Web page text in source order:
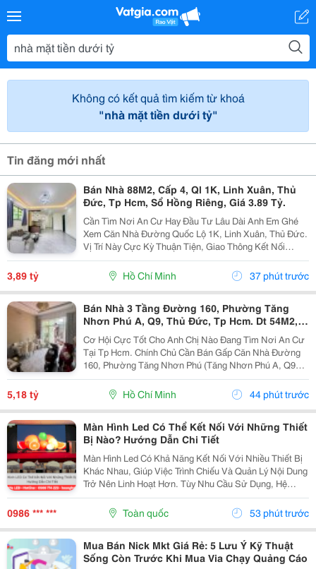
Không có kết quả tìm kiếm từ khoá
"nhà mặt tiền dưới tỷ"
Tin đăng mới nhất
Bán Nhà 88M2, Cấp 4, Ql 1K, Linh Xuân, Thủ
Đức, Tp Hcm, Sổ Hồng Riêng, Giá 3.89 Tỷ.
Cần Tìm Nơi An Cư Hay Đầu Tư Lâu Dài Anh Em Ghé
Xem Căn Nhà Đường Quốc Lộ 1K, Linh Xuân, Thủ Đức.
Vị Trí Này Cực Kỳ Thuận Tiện, Giao Thông Kết Nối
Nhanh Chóng, Cực Kỳ Phù Hợp Cho Khách Mua Để Giữ
Tài Sản Hoặc Cho Thuê Đều Rất Ổn Định. Thông Tin...
3,89 tỷ Hồ Chí Minh 37 phút trước
Bán Nhà 3 Tầng Đường 160, Phường Tăng
Nhơn Phú A, Q9, Thủ Đức, Tp Hcm. Dt 54M2,
Sổ Hồng Riêng. Giá 5,18 Tỷ
Cơ Hội Cực Tốt Cho Anh Chị Nào Đang Tìm Nơi An Cư
Tại Tp Hcm. Chính Chủ Cần Bán Gấp Căn Nhà Đường
160, Phường Tăng Nhơn Phú (Tăng Nhơn Phú A, Q9
Cũ). Vị Trí Nhà Nằm Trong Khu Dân Cư Ổn Định, Giao
Thông Thuận Tiện Chỉ Vài Bước Là Ra Lã Xuân Oai,
5,18 tỷ Hồ Chí Minh 44 phút trước
Màn Hình Led Có Thể Kết Nối Với Những Thiết
Bị Nào? Hướng Dẫn Chi Tiết
Màn Hình Led Có Khả Năng Kết Nối Với Nhiều Thiết Bị
Khác Nhau, Giúp Việc Trình Chiếu Và Quản Lý Nội Dung
Trở Nên Linh Hoạt Hơn. Tùy Nhu Cầu Sử Dụng, Hệ
Thống Có Thể Nhận Tín Hiệu Từ Máy Tính, Laptop,
Camera, Đầu Phát Hd/4K, Tv Box, Điện Thoại, Máy...
0986 *** *** Toàn quốc 53 phút trước
Mua Bán Nick Mkt Giá Rẻ: 5 Lưu Ý Kỹ Thuật
Sống Còn Trước Khi Mua Via Chạy Quảng Cáo